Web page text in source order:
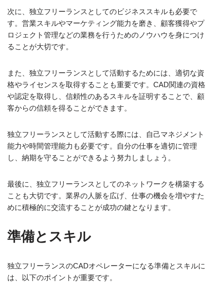
次に、独立フリーランスとしてのビジネススキルも必要で
す。営業スキルやマーケティング能力を磨き、顧客獲得やプ
ロジェクト管理などの業務を行うためのノウハウを身につけ
ることが大切です。
また、独立フリーランスとして活動するためには、適切な資
格やライセンスを取得することも重要です。CAD関連の資格
や認定を取得し、信頼性のあるスキルを証明することで、顧
客からの信頼を得ることができます。
独立フリーランスとして活動する際には、自己マネジメント
能力や時間管理能力も必要です。自分の仕事を適切に管理
し、納期を守ることができるよう努力しましょう。
最後に、独立フリーランスとしてのネットワークを構築する
ことも大切です。業界の人脈を広げ、仕事の機会を増やすた
めに積極的に交流することが成功の鍵となります。
準備とスキル
独立フリーランスのCADオペレーターになる準備とスキルに
は、以下のポイントが重要です。